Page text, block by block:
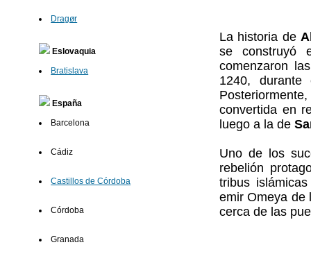
Dragør
Eslovaquia
Bratislava
España
Barcelona
Cádiz
Castillos de Córdoba
Córdoba
Granada
La historia de
se construyó
comenzaron
1240,
convertida en
luego a la de
Uno de los
rebelión
tribus
emir Omeya de
cerca de las